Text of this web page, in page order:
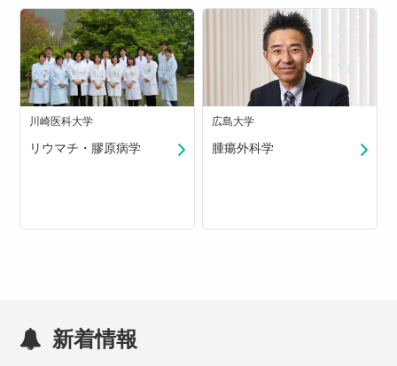
川崎医科大学
リウマチ・膠原病学
広島大学
腫瘍外科学
新着情報